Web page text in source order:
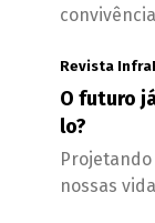
Revista
O futuro
lo?
nossas